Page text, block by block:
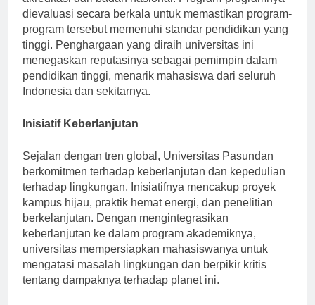
dievaluasi secara berkala untuk memastikan program-
program tersebut memenuhi standar pendidikan yang
tinggi. Penghargaan yang diraih universitas ini
menegaskan reputasinya sebagai pemimpin dalam
pendidikan tinggi, menarik mahasiswa dari seluruh
Indonesia dan sekitarnya.
Inisiatif Keberlanjutan
Sejalan dengan tren global, Universitas Pasundan
berkomitmen terhadap keberlanjutan dan kepedulian
terhadap lingkungan. Inisiatifnya mencakup proyek
kampus hijau, praktik hemat energi, dan penelitian
berkelanjutan. Dengan mengintegrasikan
keberlanjutan ke dalam program akademiknya,
universitas mempersiapkan mahasiswanya untuk
mengatasi masalah lingkungan dan berpikir kritis
tentang dampaknya terhadap planet ini.